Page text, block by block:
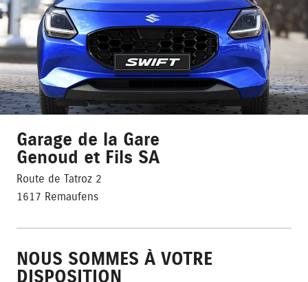
Garage de la Gare
Genoud et Fils SA
Route de Tatroz 2
1617 Remaufens
NOUS SOMMES À VOTRE
DISPOSITION